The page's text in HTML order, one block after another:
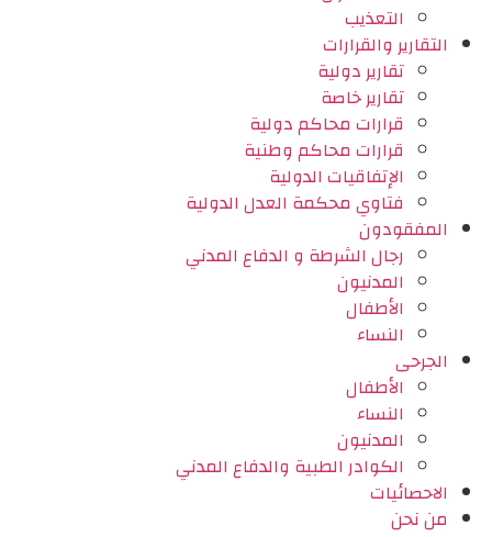
التعذيب
التقارير والقرارات
تقارير دولية
تقارير خاصة
قرارات محاكم دولية
قرارات محاكم وطنية
الإتفاقيات الدولية
فتاوي محكمة العدل الدولية
المفقودون
رجال الشرطة و الدفاع المدني
المدنيون
الأطفال
النساء
الجرحى
الأطفال
النساء
المدنيون
الكوادر الطبية والدفاع المدني
الاحصائيات
من نحن